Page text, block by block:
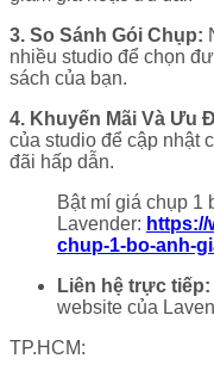
3. So Sánh Gói Chụp:
nhiều studio để chọn
sách của bạn.
4. Khuyến Mãi Và Ưu
của studio để cập nhật
đãi hấp dẫn.
Bật mí giá chụp 1
Lavender: https://
chup-1-bo-anh-
Liên hệ trực tiếp:
website của
TP.HCM: